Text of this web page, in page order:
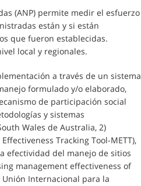
(ANP) permite medir el esfuerzo
están y si están
que fueron establecidas.
local y regionales.
a través de un sistema
formulado y/o elaborado,
de participación social
y sistemas
Wales de Australia, 2)
Tracking Tool-METT),
efectividad del manejo de sitios
management effectiveness of
Unión Internacional para la